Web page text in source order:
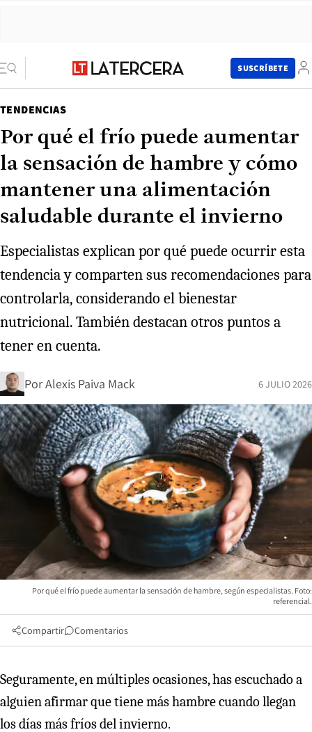
SUSCRÍBETE
TENDENCIAS
Por qué el frío puede aumentar
la sensación de hambre y cómo
mantener una alimentación
saludable durante el invierno
Especialistas explican por qué puede ocurrir esta
tendencia y comparten sus recomendaciones para
controlarla, considerando el bienestar
nutricional. También destacan otros puntos a
tener en cuenta.
PorAlexis Paiva Mack 6 JULIO 2026
Por qué el frío puede aumentar la sensación de hambre, según especialistas. Foto:
referencial.
Compartir Comentarios
Seguramente, en múltiples ocasiones, has escuchado a
alguien afirmar que tiene más hambre cuando llegan
los días más fríos del invierno.